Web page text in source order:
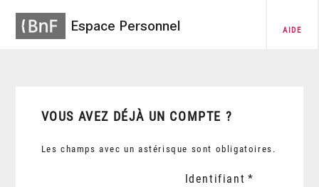
Espace Personnel AIDE
VOUS AVEZ DÉJÀ UN COMPTE ?
Les champs avec un astérisque sont obligatoires.
Identifiant